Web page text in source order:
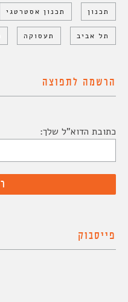
תכנון תכנון אסטרטגי
תל אביב תעסוקה
הרשמה לתפוצה
כתובת הדוא"ל שלך:
פייסבוק